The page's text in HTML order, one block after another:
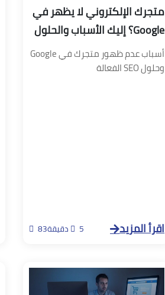
متجرك الإلكتروني لا يظهر في
Google؟ إليك الأسباب والحلول
أسباب عدم ظهور متجرك في Google
وحلول SEO الفعالة
اقرأ المزيد 5 دقيقة 83